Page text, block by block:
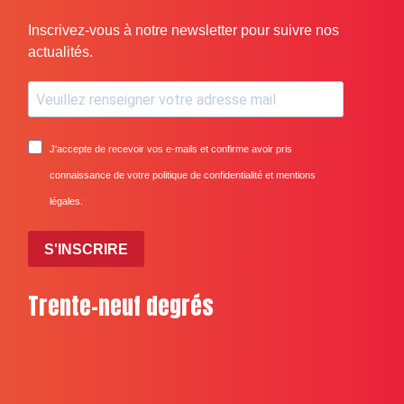
Inscrivez-vous à notre newsletter pour suivre nos
actualités.
J'accepte de recevoir vos e-mails et confirme avoir pris
connaissance de votre politique de confidentialité et mentions
légales.
S'INSCRIRE
Trente-neuf degrés